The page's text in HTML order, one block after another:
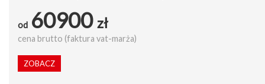
od 60900 zł
cena brutto (faktura vat-marża)
ZOBACZ